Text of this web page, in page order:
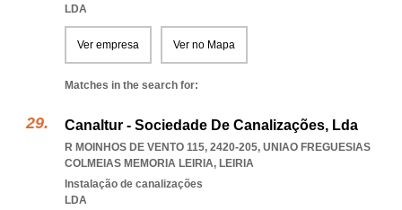
LDA
Ver empresa Ver no Mapa
Matches in the search for:
Canaltur - Sociedade De Canalizações, Lda
R MOINHOS DE VENTO 115, 2420-205, UNIAO FREGUESIAS
COLMEIAS MEMORIA LEIRIA, LEIRIA
Instalação de canalizações
LDA